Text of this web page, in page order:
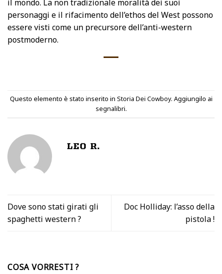
il mondo. La non tradizionale moralità dei suoi
personaggi e il rifacimento dell’ethos del West possono
essere visti come un precursore dell’anti-western
postmoderno.
Questo elemento è stato inserito in Storia Dei Cowboy. Aggiungilo ai
segnalibri.
LEO R.
Dove sono stati girati gli
spaghetti western ?
Doc Holliday: l’asso della
pistola !
COSA VORRESTI ?